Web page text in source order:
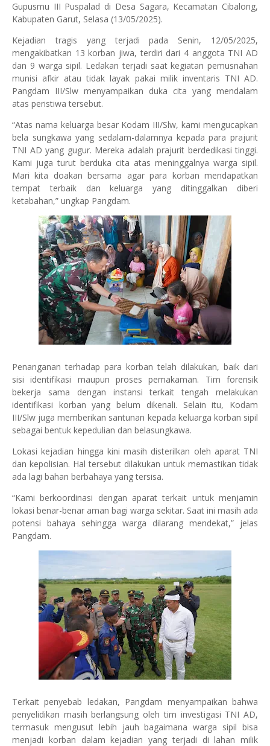
Gupusmu III Puspalad di Desa Sagara, Kecamatan Cibalong,
Kabupaten Garut, Selasa (13/05/2025).
Kejadian tragis yang terjadi pada Senin, 12/05/2025,
mengakibatkan 13 korban jiwa, terdiri dari 4 anggota TNI AD
dan 9 warga sipil. Ledakan terjadi saat kegiatan pemusnahan
munisi afkir atau tidak layak pakai milik inventaris TNI AD.
Pangdam III/Slw menyampaikan duka cita yang mendalam
atas peristiwa tersebut.
“Atas nama keluarga besar Kodam III/Slw, kami mengucapkan
bela sungkawa yang sedalam-dalamnya kepada para prajurit
TNI AD yang gugur. Mereka adalah prajurit berdedikasi tinggi.
Kami juga turut berduka cita atas meninggalnya warga sipil.
Mari kita doakan bersama agar para korban mendapatkan
tempat terbaik dan keluarga yang ditinggalkan diberi
ketabahan,” ungkap Pangdam.
Penanganan terhadap para korban telah dilakukan, baik dari
sisi identifikasi maupun proses pemakaman. Tim forensik
bekerja sama dengan instansi terkait tengah melakukan
identifikasi korban yang belum dikenali. Selain itu, Kodam
III/Slw juga memberikan santunan kepada keluarga korban sipil
sebagai bentuk kepedulian dan belasungkawa.
Lokasi kejadian hingga kini masih disterilkan oleh aparat TNI
dan kepolisian. Hal tersebut dilakukan untuk memastikan tidak
ada lagi bahan berbahaya yang tersisa.
“Kami berkoordinasi dengan aparat terkait untuk menjamin
lokasi benar-benar aman bagi warga sekitar. Saat ini masih ada
potensi bahaya sehingga warga dilarang mendekat,” jelas
Pangdam.
Terkait penyebab ledakan, Pangdam menyampaikan bahwa
penyelidikan masih berlangsung oleh tim investigasi TNI AD,
termasuk mengusut lebih jauh bagaimana warga sipil bisa
menjadi korban dalam kejadian yang terjadi di lahan milik